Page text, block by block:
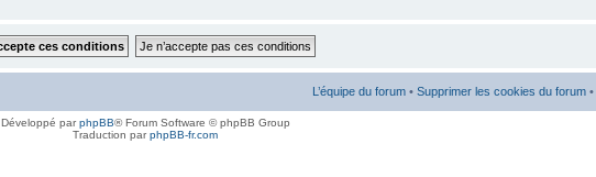
L’équipe du forum • Supprimer les cookies du forum
Développé parphpBB® Forum Software © phpBB Group
Traduction parphpBB-fr.com